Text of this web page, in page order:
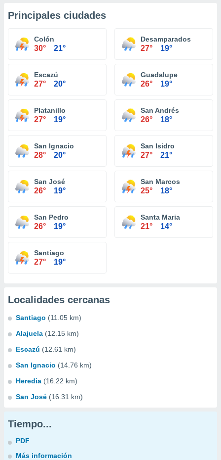
Principales ciudades
Colón
30° 21°
Desamparados
27° 19°
Escazú
27° 20°
Guadalupe
26° 19°
Platanillo
27° 19°
San Andrés
26° 18°
San Ignacio
28° 20°
San Isidro
27° 21°
San José
26° 19°
San Marcos
25° 18°
San Pedro
26° 19°
Santa Maria
21° 14°
Santiago
27° 19°
Localidades cercanas
Santiago (11.05 km)
Alajuela (12.15 km)
Escazú (12.61 km)
San Ignacio (14.76 km)
Heredia (16.22 km)
San José (16.31 km)
Tiempo...
PDF
Más información